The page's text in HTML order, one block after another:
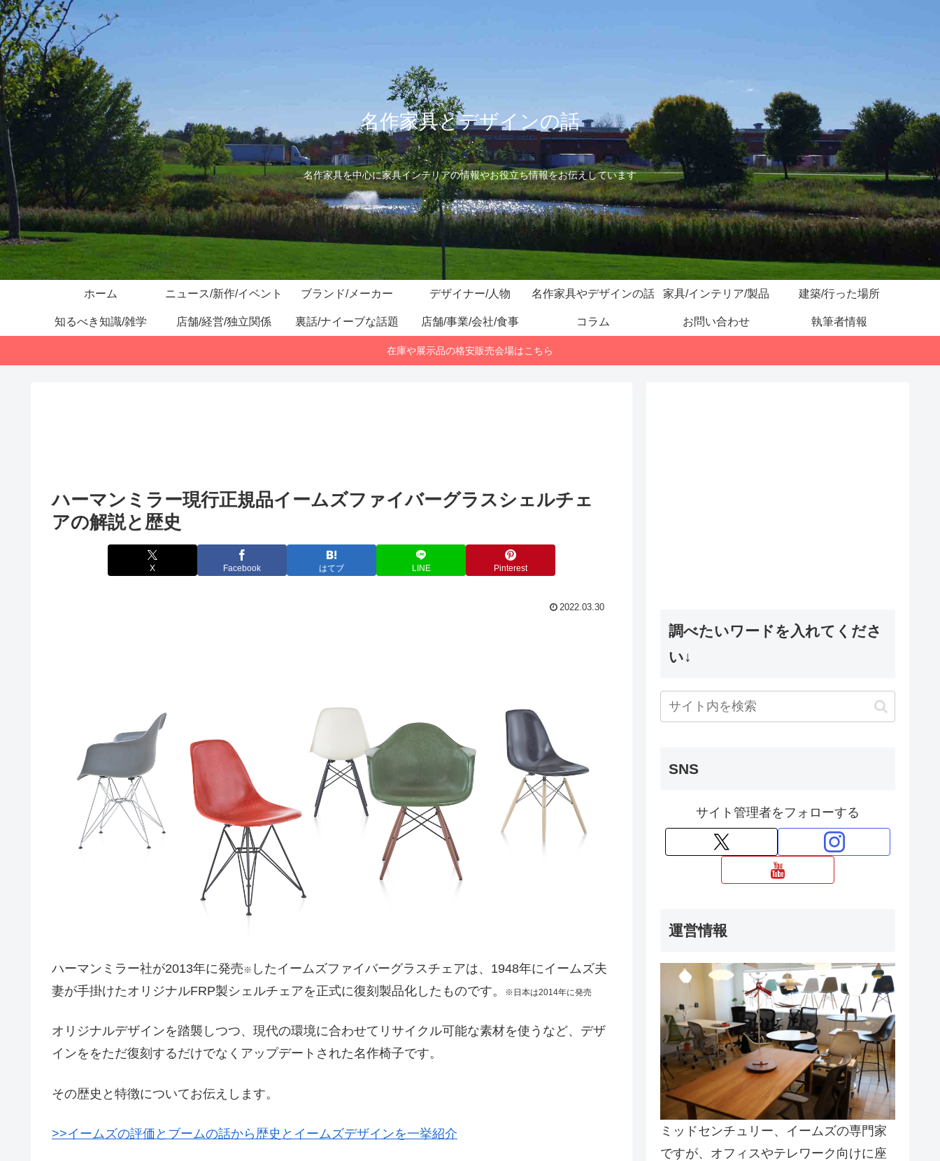
名作家具とデザインの話
名作家具を中心に家具インテリアの情報やお役立ち情報をお伝えしています
ホーム ニュース/新作/イベント ブランド/メーカー デザイナー/人物 名作家具やデザインの話 家具/インテリア/製品 建築/行った場所
知るべき知識/雑学 店舗/経営/独立関係 裏話/ナイーブな話題 店舗/事業/会社/食事 コラム お問い合わせ 執筆者情報
在庫や展示品の格安販売会場はこちら
ハーマンミラー現行正規品イームズファイバーグラスシェルチェ
アの解説と歴史
X Facebook はてブ LINE Pinterest
2022.03.30
ハーマンミラー社が2013年に発売※ したイームズファイバーグラスチェアは、1948年にイームズ夫
妻が手掛けたオリジナルFRP製シェルチェアを正式に復刻製品化したものです。
※日本は2014年に発売
オリジナルデザインを踏襲しつつ、現代の環境に合わせてリサイクル可能な素材を使うなど、デザ
インををただ復刻するだけでなくアップデートされた名作椅子です。
その歴史と特徴についてお伝えします。
>>イームズの評価とブームの話から歴史とイームズデザインを一挙紹介
調べたいワードを入れてくださ
い↓
SNS
サイト管理者をフォローする
運営情報
ミッドセンチュリー、イームズの専門家
ですが、オフィスやテレワーク向けに座